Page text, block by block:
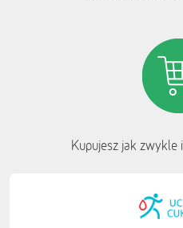
Kupujesz jak zwykle i